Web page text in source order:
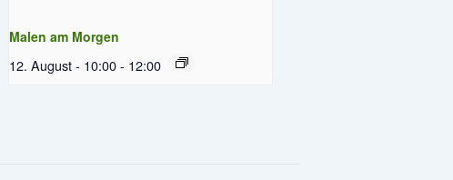
Malen am Morgen
12. August - 10:00 - 12:00